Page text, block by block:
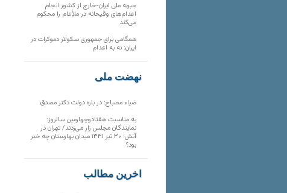
جبهه ملی ایران-خارج از کشور انجام
اعدام‌های وقیحانه در ملأِعام را محکوم
می‌کند
همگامی برای جمهوری سکولار دموکرات در
ایران: نه به اعدام
نهضت ملی
ضیاء مصباح: در باره دولت دکتر مصدق
به مناسبت هفتادوچهارمین سالروز:
نمایندگان مجلس زار می‌زدند/ تهران در
آتش؛ ۳۰ تیر ۱۳۳۱ میدان بهارستان چه خبر
بود؟
آخرین مطالب